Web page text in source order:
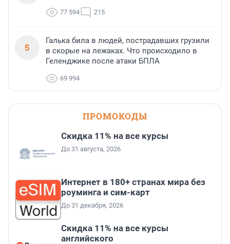
77 594 215
5
Галька била в людей, пострадавших грузили
в скорые на лежаках. Что происходило в
Геленджике после атаки БПЛА
69 994
ПРОМОКОДЫ
Скидка 11% на все курсы
До 31 августа, 2026
Интернет в 180+ странах мира без
роуминга и сим-карт
До 31 декабря, 2026
Скидка 11% на все курсы
английского